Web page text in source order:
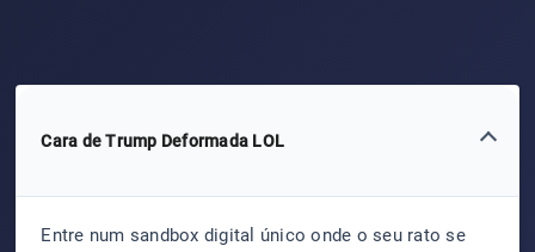
Cara de Trump Deformada LOL
Entre num sandbox digital único onde o seu rato se